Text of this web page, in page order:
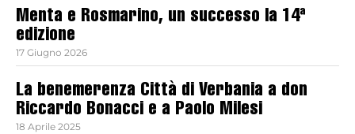
Menta e Rosmarino, un successo la 14ª
edizione
17 Giugno 2026
La benemerenza Città di Verbania a don
Riccardo Bonacci e a Paolo Milesi
18 Aprile 2025